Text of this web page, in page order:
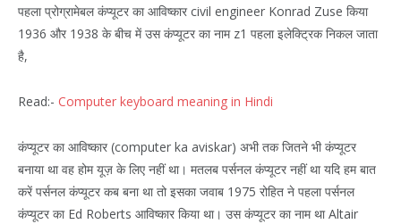
पहला प्रोग्रामेबल कंप्यूटर का आविष्कार civil engineer Konrad Zuse किया
1936 और 1938 के बीच में उस कंप्यूटर का नाम z1 पहला इलेक्ट्रिक निकल जाता
है,
Read:- Computer keyboard meaning in Hindi
कंप्यूटर का आविष्कार (computer ka aviskar) अभी तक जितने भी कंप्यूटर
बनाया था वह होम यूज़ के लिए नहीं था। मतलब पर्सनल कंप्यूटर नहीं था यदि हम बात
करें पर्सनल कंप्यूटर कब बना था तो इसका जवाब 1975 रोहित ने पहला पर्सनल
कंप्यूटर का Ed Roberts आविष्कार किया था। उस कंप्यूटर का नाम था Altair